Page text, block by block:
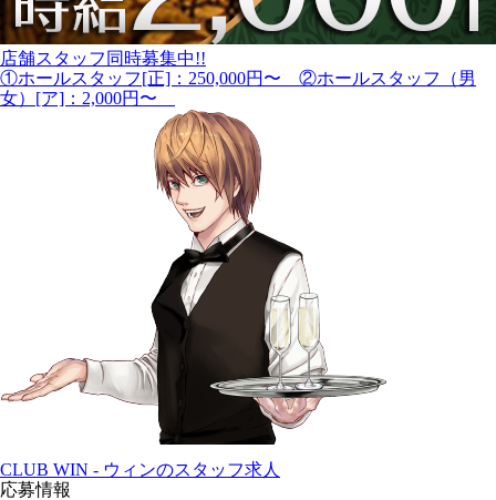
店舗スタッフ同時募集中!!
①ホールスタッフ[正]：250,000円〜 ②ホールスタッフ（男
女）[ア]：2,000円〜
CLUB WIN - ウィンのスタッフ求人
応募情報